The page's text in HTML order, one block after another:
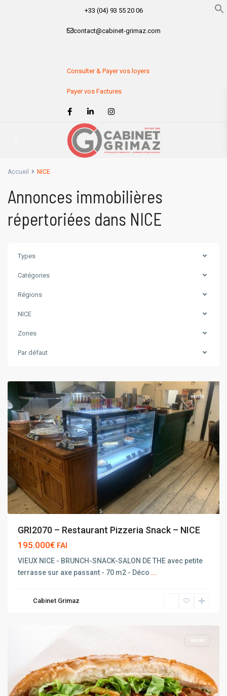
+33 (04) 93 55 20 06
contact@cabinet-grimaz.com
Consulter & Payer vos loyers
Payer vos Factures
Accueil NICE
Annonces immobilières
répertoriées dans NICE
Types
Catégories
Régions
NICE
Zones
Par défaut
vente
GRI2070 – Restaurant Pizzeria Snack – NICE
195.000€ FAI
VIEUX NICE - BRUNCH-SNACK-SALON DE THE avec petite
terrasse sur axe passant - 70 m2 - Déco ...
Cabinet Grimaz
vente